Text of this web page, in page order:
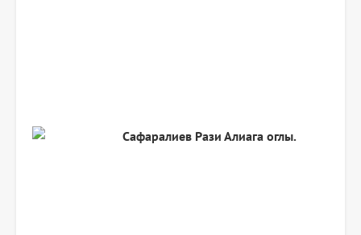
Сафаралиев Рази Алиага оглы.